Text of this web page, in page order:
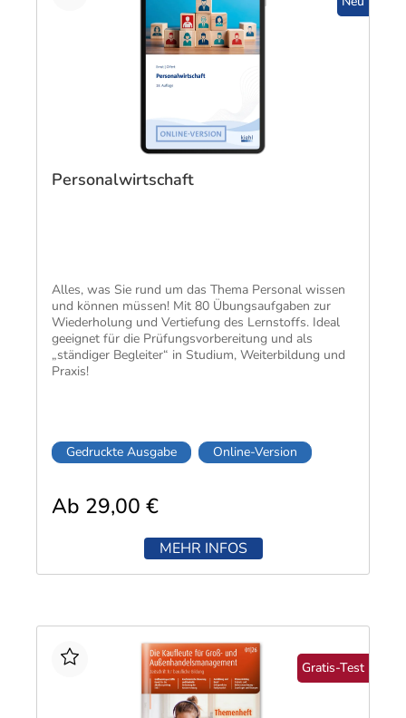
Personalwirtschaft
​Alles, was Sie rund um das Thema Personal wissen
und können müssen! Mit 80 Übungsaufgaben zur
Wiederholung und Vertiefung des Lernstoffs. Ideal
geeignet für die Prüfungsvorbereitung und als
„ständiger Begleiter“ in Studium, Weiterbildung und
Praxis!
Gedruckte Ausgabe Online-Version
Ab 29,00 €
MEHR INFOS
Gratis-Test